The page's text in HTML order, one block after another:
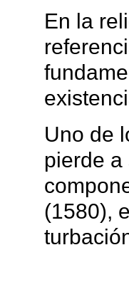
En la
Uno de
pierde
(1580),